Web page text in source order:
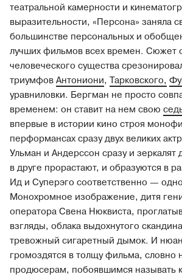
театральной камерности и
выразительности, «Персона» заняла
большинстве персональных и
лучших фильмов всех времен. Сюжет
человеческого существа
триумфовАнтониони, Тарковского,
уравниловки. Бергман не просто
временем: он ставит на нем свою
впервые в истории кино строя
перформансах сразу двух великих
Ульман и Андерссон сразу и зеркалят
в друге прорастают, и образуются в
Ид и Суперэго соответственно —
Монохромное изображение, дитя
оператора Свена Нюквиста,
взгляды, облака выдохнутого
тревожный сигаретный дымок. И
громоздятся в толщу фильма, словно
продюсерам, побоявшимся называть